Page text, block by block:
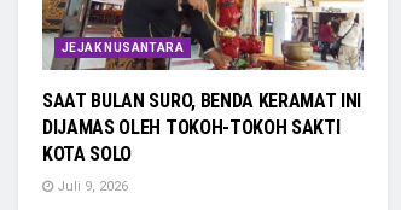
JEJAK NUSANTARA
SAAT BULAN SURO, BENDA KERAMAT INI
DIJAMAS OLEH TOKOH-TOKOH SAKTI
KOTA SOLO
Juli 9, 2026